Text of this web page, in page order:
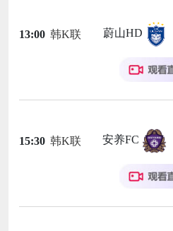
13:00 韩K联 蔚山HD
15:30 韩K联 安养FC